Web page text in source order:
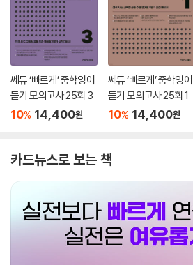
쎄듀 ‘빠르게’ 중학영어
듣기 모의고사 25회 3
10% 14,400원
쎄듀 ‘빠르게’ 중학영어
듣기 모의고사 25회 1
10% 14,400원
카드뉴스로 보는 책